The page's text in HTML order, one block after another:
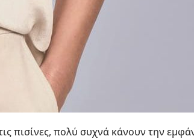
πισίνες, πολύ συχνά κάνουν την